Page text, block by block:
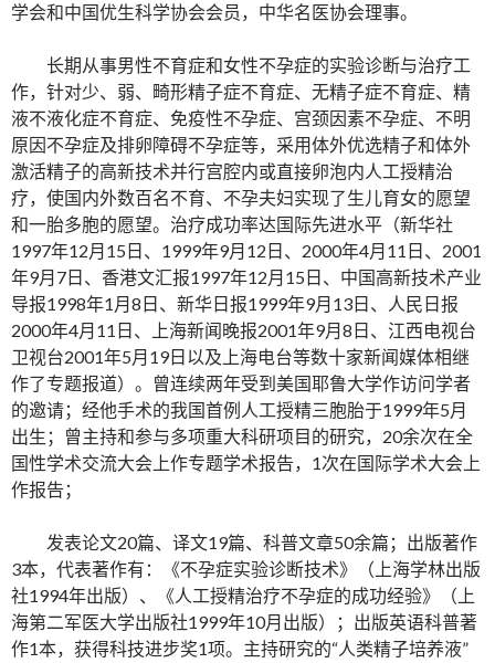
学会和中国优生科学协会会员，中华名医协会理事。
长期从事男性不育症和女性不孕症的实验诊断与治疗工
作，针对少、弱、畸形精子症不育症、无精子症不育症、精
液不液化症不育症、免疫性不孕症、宫颈因素不孕症、不明
原因不孕症及排卵障碍不孕症等，采用体外优选精子和体外
激活精子的高新技术并行宫腔内或直接卵泡内人工授精治
疗，使国内外数百名不育、不孕夫妇实现了生儿育女的愿望
和一胎多胞的愿望。治疗成功率达国际先进水平（新华社
1997年12月15日、1999年9月12日、2000年4月11日、2001
年9月7日、香港文汇报1997年12月15日、中国高新技术产业
导报1998年1月8日、新华日报1999年9月13日、人民日报
2000年4月11日、上海新闻晚报2001年9月8日、江西电视台
卫视台2001年5月19日以及上海电台等数十家新闻媒体相继
作了专题报道）。曾连续两年受到美国耶鲁大学作访问学者
的邀请；经他手术的我国首例人工授精三胞胎于1999年5月
出生；曾主持和参与多项重大科研项目的研究，20余次在全
国性学术交流大会上作专题学术报告，1次在国际学术大会上
作报告；
发表论文20篇、译文19篇、科普文章50余篇；出版著作
3本，代表著作有：《不孕症实验诊断技术》（上海学林出版
社1994年出版）、《人工授精治疗不孕症的成功经验》（上
海第二军医大学出版社1999年10月出版）；出版英语科普著
作1本，获得科技进步奖1项。主持研究的“人类精子培养液”